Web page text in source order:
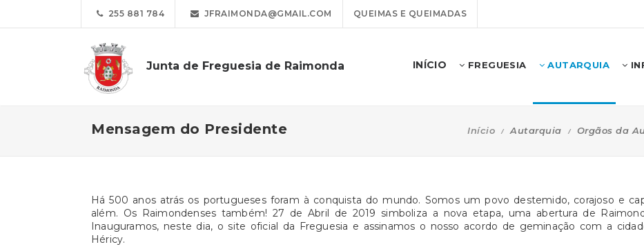
255 881 784 JFRAIMONDA@GMAIL.COM QUEIMAS E QUEIMADAS
Junta de Freguesia de Raimonda INÍCIO FREGUESIA AUTARQUIA
Mensagem do Presidente Início Autarquia Orgãos da
Há 500 anos atrás os portugueses foram à conquista do mundo. Somos um povo destemido, corajoso e
além. Os Raimondenses também! 27 de Abril de 2019 simboliza a nova etapa, uma abertura de
Inauguramos, neste dia, o site oficial da Freguesia e assinamos o nosso acordo de geminação com a
Héricy.